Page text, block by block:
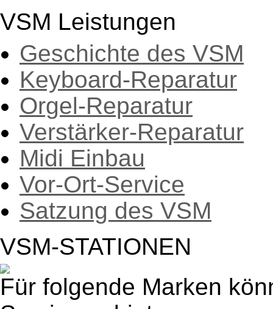
VSM Leistungen
Geschichte des VSM
Keyboard-Reparatur
Orgel-Reparatur
Verstärker-Reparatur
Midi Einbau
Vor-Ort-Service
Satzung des VSM
VSM-STATIONEN
Für folgende Marken